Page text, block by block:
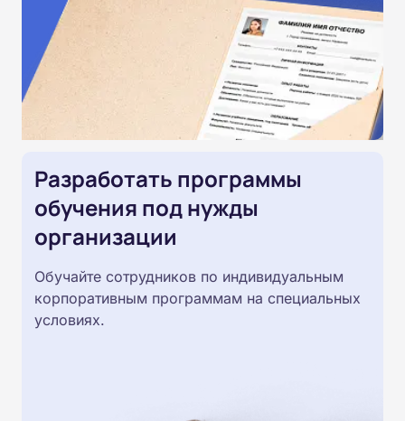
Разработать программы
обучения под нужды
организации
Обучайте сотрудников по индивидуальным
корпоративным программам на специальных
условиях.